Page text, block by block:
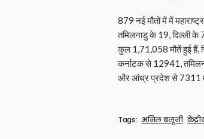
879 नई मौतों में में
तमिलनाडु के 19, दिल्‍ली
कुल 1,71,058 मौतें हुई हैं,
कर्नाटक से 12941,
और आंध्र प्रदेश से 7311
Tags: अनिल बलूनी